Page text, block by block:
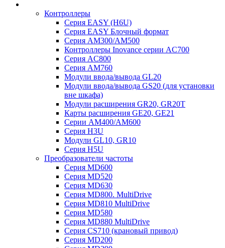
Контроллеры
Серия EASY (H6U)
Серия EASY Блочный формат
Серия AM300/AM500
Контроллеры Inovance серии AC700
Серия AC800
Серия AM760
Модули ввода/вывода GL20
Модули ввода/вывода GS20 (для установки
вне шкафа)
Модули расширения GR20, GR20T
Карты расширения GE20, GE21
Серии AM400/AM600
Серия H3U
Модули GL10, GR10
Серия H5U
Преобразователи частоты
Серия MD600
Серия MD520
Серия MD630
Серия MD800. MultiDrive
Серия MD810 MultiDrive
Серия MD580
Серия MD880 MultiDrive
Серия CS710 (крановый привод)
Серия MD200